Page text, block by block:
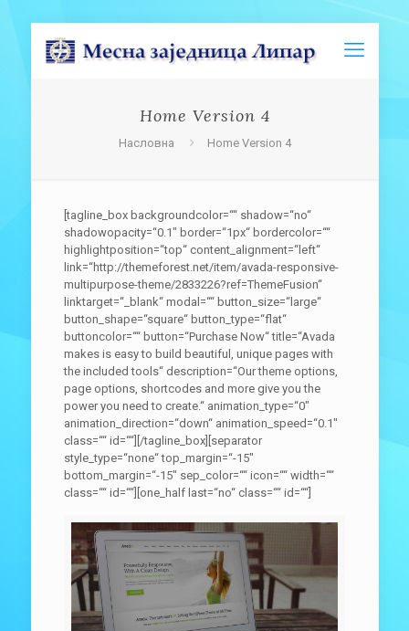
Home Version 4
Насловна Home Version 4
[tagline_box backgroundcolor=““ shadow=“no“
shadowopacity=“0.1″ border=“1px“ bordercolor=““
highlightposition=“top“ content_alignment=“left“
link=“http://themeforest.net/item/avada-responsive-
multipurpose-theme/2833226?ref=ThemeFusion“
linktarget=“_blank“ modal=““ button_size=“large“
button_shape=“square“ button_type=“flat“
buttoncolor=““ button=“Purchase Now“ title=“Avada
makes is easy to build beautiful, unique pages with
the included tools“ description=“Our theme options,
page options, shortcodes and more give you the
power you need to create.“ animation_type=“0″
animation_direction=“down“ animation_speed=“0.1″
class=““ id=““][/tagline_box][separator
style_type=“none“ top_margin=“-15″
bottom_margin=“-15″ sep_color=““ icon=““ width=““
class=““ id=““][one_half last=“no“ class=““ id=““]